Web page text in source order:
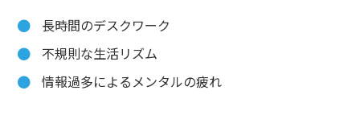
長時間のデスクワーク
不規則な生活リズム
情報過多によるメンタルの疲れ